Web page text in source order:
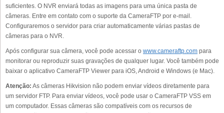
suficientes. O NVR enviará todas as imagens para uma única pasta de
câmeras. Entre em contato com o suporte da CameraFTP por e-mail.
Configuraremos o servidor para criar automaticamente várias pastas de
câmeras para o NVR.
Após configurar sua câmera, você pode acessar o www.cameraftp.com para
monitorar ou reproduzir suas gravações de qualquer lugar. Você também pode
baixar o aplicativo CameraFTP Viewer para iOS, Android e Windows (e Mac).
Atenção: As câmeras Hikvision não podem enviar vídeos diretamente para
um servidor FTP. Para enviar vídeos, você pode usar o CameraFTP VSS em
um computador. Essas câmeras são compatíveis com os recursos de